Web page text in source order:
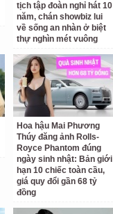
tịch tập đoàn nghỉ hát 10
năm, chán showbiz lui
về sống an nhàn ở biệt
thự nghìn mét vuông
Hoa hậu Mai Phương
Thúy đăng ảnh Rolls-
Royce Phantom đúng
ngày sinh nhật: Bản giới
hạn 10 chiếc toàn cầu,
giá quy đổi gần 68 tỷ
đồng